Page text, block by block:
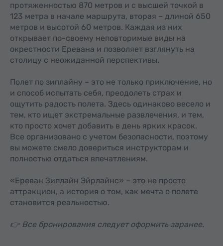
протяженностью 870 метров и с высшей точкой в
123 метра в начале маршрута, вторая – длиной 650
метров и высотой 60 метров. Каждая из них
открывает по-своему неповторимые виды на
окрестности Еревана и позволяет взглянуть на
столицу с неожиданной перспективы.
Полет по зиплайну – это не только приключение, но
и способ испытать себя, преодолеть страх и
ощутить радость полета. Здесь одинаково весело и
тем, кто ищет экстремальные развлечения, и тем,
кто просто хочет добавить в день ярких красок.
Все организовано с учетом безопасности, поэтому
вы можете смело довериться инструкторам и
полностью отдаться впечатлениям.
«Ереван Зиплайн Эйрлайнс» – это не просто
аттракцион, а история о том, как мечта о полете
становится реальностью.
👉 Все бронирования следует оформить заранее.